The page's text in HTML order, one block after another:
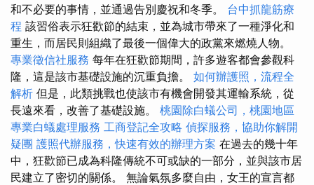
和不必要的事情，並通過告別慶祝和冬季。 台中抓龍筋療
程 該習俗表示狂歡節的結束，並為城市帶來了一種淨化和
重生，而居民則組織了最後一個偉大的政黨來燃燒人物。
專業徵信社服務 每年在狂歡節期間，許多遊客都會參觀科
隆，這是該市基礎設施的沉重負擔。 如何辦護照，流程全
解析 但是，此類挑戰也使該市有機會開發其運輸系統，從
長遠來看，改善了基礎設施。 桃園除白蟻公司，桃園地區
專業白蟻處理服務 工商登記全攻略 偵探服務，協助你解開
疑團 護照代辦服務，快速有效的辦理方案 在過去的幾十年
中，狂歡節已成為科隆傳統不可或缺的一部分，並與該市居
民建立了密切的關係。 無論氣氛多麼自由，女王的宣言都